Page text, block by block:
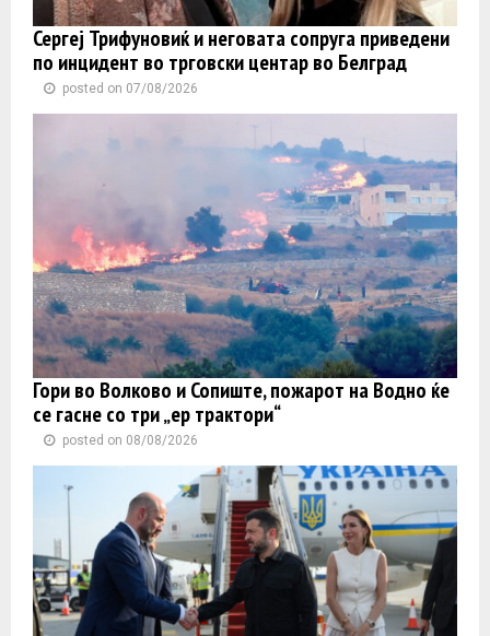
Сергеј Трифуновиќ и неговата сопруга приведени
по инцидент во трговски центар во Белград
posted on 07/08/2026
Гори во Волково и Сопиште, пожарот на Водно ќе
се гасне со три „ер трактори“
posted on 08/08/2026